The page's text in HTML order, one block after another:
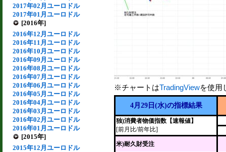
2017年02月ユーロドル
2017年01月ユーロドル
[2016年]
2016年12月ユーロドル
2016年11月ユーロドル
2016年10月ユーロドル
2016年09月ユーロドル
2016年08月ユーロドル
2016年07月ユーロドル
2016年06月ユーロドル
2016年05月ユーロドル
2016年04月ユーロドル
2016年03月ユーロドル
2016年02月ユーロドル
2016年01月ユーロドル
[2015年]
2015年12月ユーロドル
※チャートはTradingViewを使用
4月29日(水)の指標結果
独)消費者物価指数【速報値】
[前月比/前年比]
米)耐久財受注